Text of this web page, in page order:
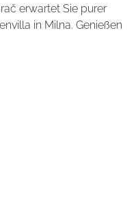
erwartet Sie purer
in Milna. Genießen